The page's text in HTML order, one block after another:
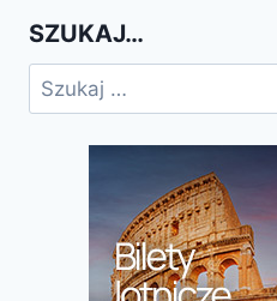
SZUKAJ…
Szukaj: